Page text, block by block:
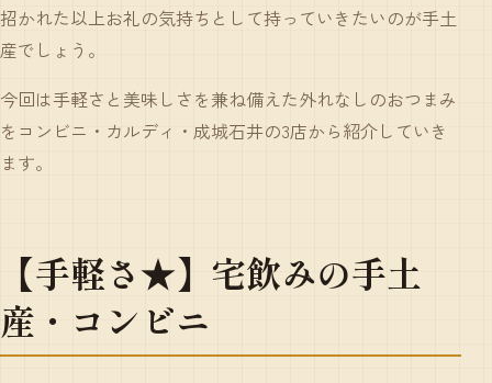
招かれた以上お礼の気持ちとして持っていきたいのが手土
産でしょう。
今回は手軽さと美味しさを兼ね備えた外れなしのおつまみ
をコンビニ・カルディ・成城石井の3店から紹介していき
ます。
【手軽さ★】宅飲みの手土
産・コンビニ